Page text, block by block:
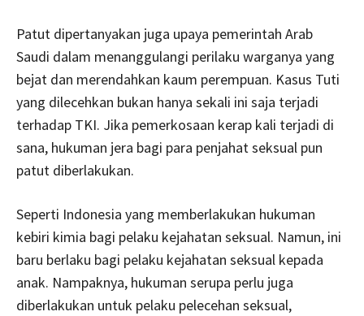
Patut dipertanyakan juga upaya pemerintah Arab
Saudi dalam menanggulangi perilaku warganya yang
bejat dan merendahkan kaum perempuan. Kasus Tuti
yang dilecehkan bukan hanya sekali ini saja terjadi
terhadap TKI. Jika pemerkosaan kerap kali terjadi di
sana, hukuman jera bagi para penjahat seksual pun
patut diberlakukan.
Seperti Indonesia yang memberlakukan hukuman
kebiri kimia bagi pelaku kejahatan seksual. Namun, ini
baru berlaku bagi pelaku kejahatan seksual kepada
anak. Nampaknya, hukuman serupa perlu juga
diberlakukan untuk pelaku pelecehan seksual,